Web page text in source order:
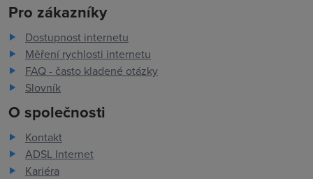
Pro zákazníky
Dostupnost internetu
Měření rychlosti internetu
FAQ - často kladené otázky
Slovník
O společnosti
Kontakt
ADSL Internet
Kariéra